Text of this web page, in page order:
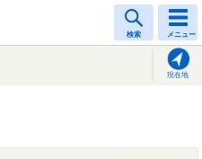
検索 メニュー
現在地